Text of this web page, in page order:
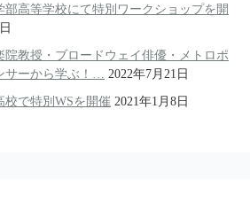
部高等学校にて特別ワークショップを開
院教授・ブロードウェイ俳優・メトロポ
サーから学ぶ！…
2022年7月21日
校で特別WSを開催 2021年1月8日